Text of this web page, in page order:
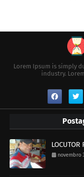
Lorem Ipsum is simply
industry.
LOCUTOR
novembro